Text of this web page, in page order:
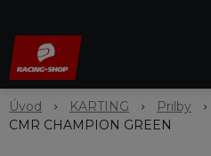
Úvod KARTING Prilby
CMR CHAMPION GREEN